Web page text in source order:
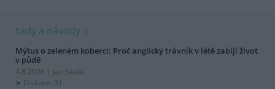
rady a návody
Mýtus o zeleném koberci: Proč anglický trávník v létě zabíjí život
v půdě
4.8.2026 | Jan Skala
Diskuse: 31